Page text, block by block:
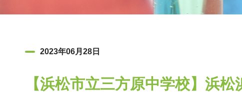
2023年06月28日
【浜松市立三方原中学校】浜